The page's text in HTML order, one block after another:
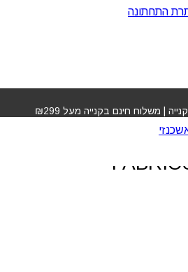
התחתונה
| משלוח חינם בקנייה מעל ₪299